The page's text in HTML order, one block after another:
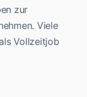
zur
Viele
Vollzeitjob